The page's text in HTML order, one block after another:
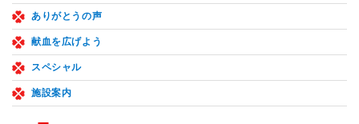
ありがとうの声
献血を広げよう
スペシャル
施設案内